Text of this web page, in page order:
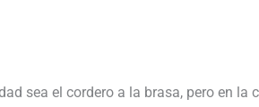
sea el cordero a la brasa, pero en